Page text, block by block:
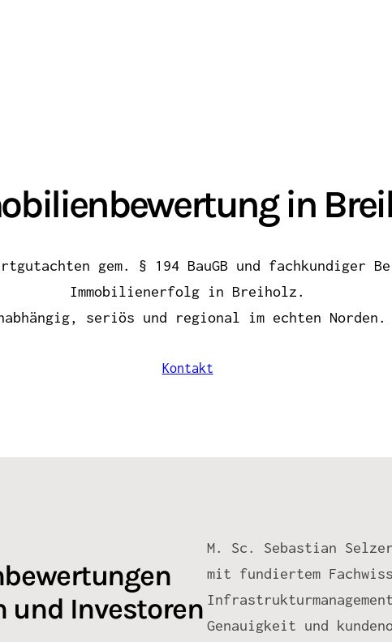
in
gem. § 194 BauGB und fachkundiger
Immobilienerfolg in Breiholz.
seriös und regional im echten Norden.
Kontakt
und Investoren
M. Sc. Sebastian
mit fundiertem
Genauigkeit und